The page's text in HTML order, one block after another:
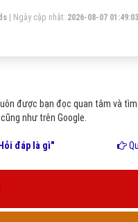
| Ngày cập nhật: 2026-08-07 01:49:03
luôn được bạn đọc quan tâm và
như trên Google.
đáp là gì"